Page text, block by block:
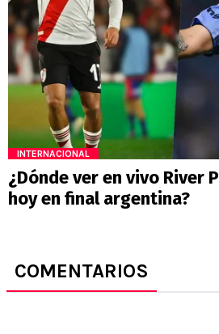
INTERNACIONAL
¿Dónde ver en vivo River
hoy en final argentina?
COMENTARIOS